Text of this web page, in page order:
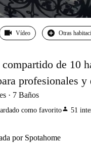
Vídeo Otras
de 10
profesionales y
7 Baños
como favoritoperson 51
por Spotahome